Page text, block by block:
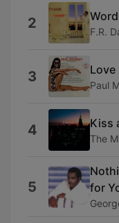
2 F.R.
3 Love
Paul
4 Kiss
The
5
for